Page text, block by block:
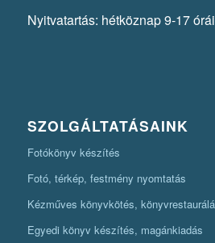
Nyitvatartás: hétköznap 9-17
SZOLGÁLTATÁSAINK
Fotókönyv készítés
Fotó, térkép, festmény nyomtatás
Kézműves könyvkötés,
Egyedi könyv készítés, magánkiadás